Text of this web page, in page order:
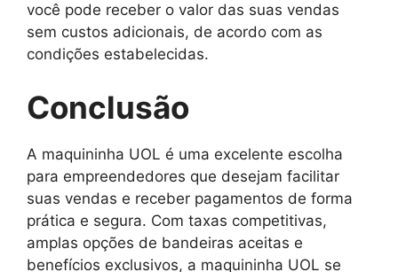
você pode receber o valor das suas vendas
sem custos adicionais, de acordo com as
condições estabelecidas.
Conclusão
A maquininha UOL é uma excelente escolha
para empreendedores que desejam facilitar
suas vendas e receber pagamentos de forma
prática e segura. Com taxas competitivas,
amplas opções de bandeiras aceitas e
benefícios exclusivos, a maquininha UOL se